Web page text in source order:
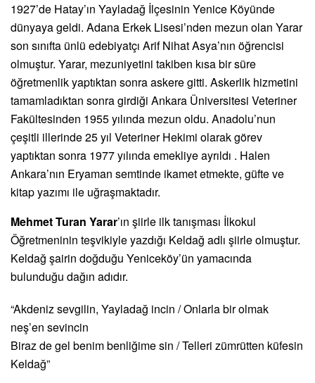
1927’de Hatay’ın Yayladağ İlçesinin Yenice Köyünde
dünyaya geldi. Adana Erkek Lisesi’nden mezun olan Yarar
son sınıfta ünlü edebiyatçı Arif Nihat Asya’nın öğrencisi
olmuştur. Yarar, mezuniyetini takiben kısa bir süre
öğretmenlik yaptıktan sonra askere gitti. Askerlik hizmetini
tamamladıktan sonra girdiği Ankara Üniversitesi Veteriner
Fakültesinden 1955 yılında mezun oldu. Anadolu’nun
çeşitli illerinde 25 yıl Veteriner Hekimi olarak görev
yaptıktan sonra 1977 yılında emekliye ayrıldı . Halen
Ankara’nın Eryaman semtinde ikamet etmekte, güfte ve
kitap yazımı ile uğraşmaktadır.
Mehmet Turan Yarar’ın şiirle ilk tanışması İlkokul
Öğretmeninin teşvikiyle yazdığı Keldağ adlı şiirle olmuştur.
Keldağ şairin doğduğu Yeniceköy’ün yamacında
bulunduğu dağın adıdır.
“Akdeniz sevgilin, Yayladağ incin / Onlarla bir olmak
neş’en sevincin
Biraz de gel benim benliğime sin / Telleri zümrütten küfesin
Keldağ”